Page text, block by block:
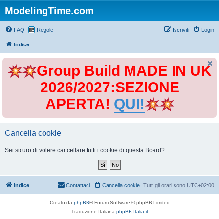
ModelingTime.com
FAQ Regole Login
Iscriviti
Indice
Group Build MADE IN UK
2026/2027:SEZIONE
APERTA! QUI!
Cancella cookie
Sei sicuro di volere cancellare tutti i cookie di questa Board?
Indice Tutti gli orari sono UTC+02:00
Cancella cookie
Contattaci
Creato da phpBB® Forum Software © phpBB Limited
Traduzione Italiana phpBB-Italia.it